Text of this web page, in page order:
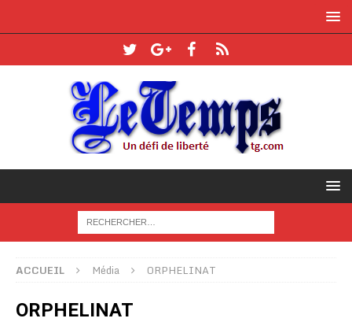
ACCUEIL Média ORPHELINAT
ORPHELINAT